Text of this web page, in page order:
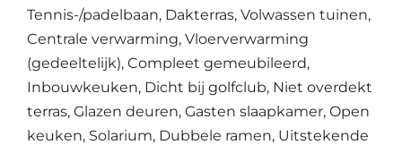
Tennis-/padelbaan, Dakterras, Volwassen tuinen,
Centrale verwarming, Vloerverwarming
(gedeeltelijk), Compleet gemeubileerd,
Inbouwkeuken, Dicht bij golfclub, Niet overdekt
terras, Glazen deuren, Gasten slaapkamer, Open
keuken, Solarium, Dubbele ramen, Uitstekende